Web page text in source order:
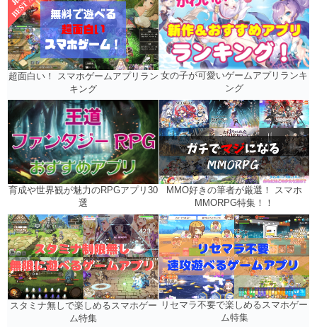
超面白い！ スマホゲームアプリラン
キング
女の子が可愛いゲームアプリランキ
ング
育成や世界観が魅力のRPGアプリ30
選
MMO好きの筆者が厳選！ スマホ
MMORPG特集！！
スタミナ無しで楽しめるスマホゲー
ム特集
リセマラ不要で楽しめるスマホゲー
ム特集